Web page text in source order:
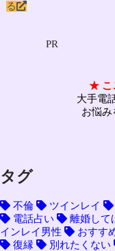
る
PR
★ こ
大手電
お悩み
タグ
不倫 ツインレイ
電話占い
離婚して
インレイ男性
おすす
復縁
別れたくない